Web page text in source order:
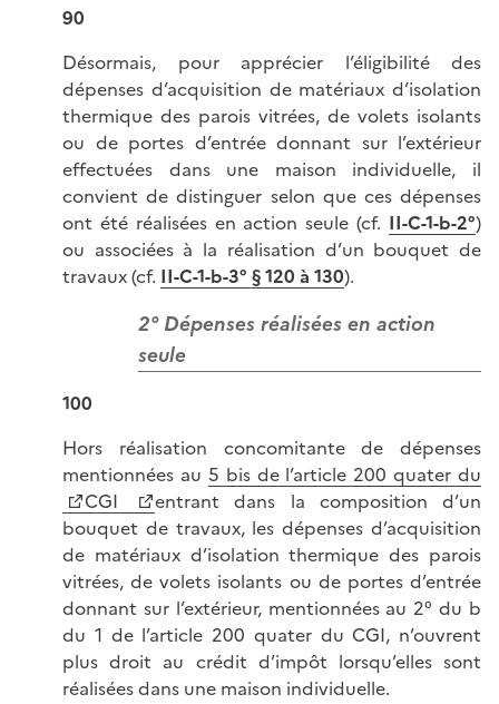
90
Désormais, pour apprécier l’éligibilité des
dépenses d’acquisition de matériaux d’isolation
thermique des parois vitrées, de volets isolants
ou de portes d’entrée donnant sur l’extérieur
effectuées dans une maison individuelle, il
convient de distinguer selon que ces dépenses
ont été réalisées en action seule (cf. II-C-1-b-2°)
ou associées à la réalisation d’un bouquet de
travaux (cf. II-C-1-b-3° § 120 à 130).
2° Dépenses réalisées en action
seule
100
Hors réalisation concomitante de dépenses
mentionnées au 5 bis de l’article 200 quater du
CGI
entrant dans la composition d’un
bouquet de travaux, les dépenses d’acquisition
de matériaux d’isolation thermique des parois
vitrées, de volets isolants ou de portes d’entrée
donnant sur l’extérieur, mentionnées au 2° du b
du 1 de l’article 200 quater du CGI, n’ouvrent
plus droit au crédit d’impôt lorsqu’elles sont
réalisées dans une maison individuelle.